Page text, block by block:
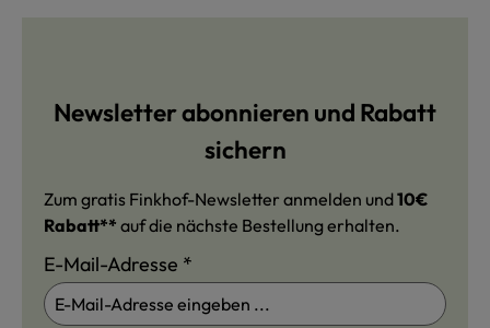
Newsletter abonnieren und Rabatt
sichern
Zum gratis Finkhof-Newsletter anmelden und10€
Rabatt** auf die nächste Bestellung erhalten.
E-Mail-Adresse *